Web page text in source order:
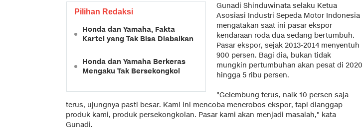
Pilihan Redaksi
Honda dan Yamaha, Fakta
Kartel yang Tak Bisa Diabaikan
Honda dan Yamaha Berkeras
Mengaku Tak Bersekongkol
Gunadi Shinduwinata selaku Ketua
Asosiasi Industri Sepeda Motor Indonesia
mengatakan saat ini pasar ekspor
kendaraan roda dua sedang bertumbuh.
Pasar ekspor, sejak 2013-2014 menyentuh
900 persen. Bagi dia, bukan tidak
mungkin pertumbuhan akan pesat di 2020
hingga 5 ribu persen.
"Gelembung terus, naik 10 persen saja
terus, ujungnya pasti besar. Kami ini mencoba menerobos ekspor, tapi dianggap
produk kami, produk persekongkolan. Pasar kami akan menjadi masalah," kata
Gunadi.